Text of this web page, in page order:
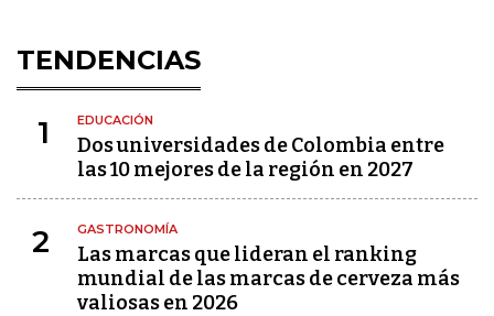
TENDENCIAS
1 EDUCACIÓN
Dos universidades de Colombia entre
las 10 mejores de la región en 2027
2 GASTRONOMÍA
Las marcas que lideran el ranking
mundial de las marcas de cerveza más
valiosas en 2026